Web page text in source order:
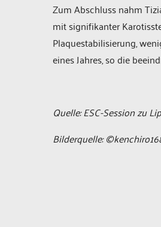
Zum Abschluss nahm
mit signifikanter
Plaquestabilisierung,
eines Jahres, so die
Quelle: ESC-Session zu
Bilderquelle: